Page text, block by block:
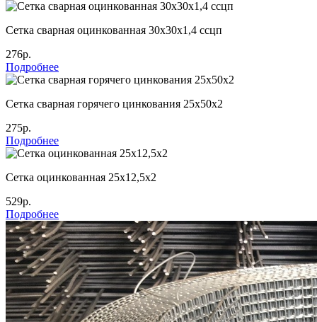
Сетка сварная оцинкованная 30х30х1,4 ссцп
276р.
Подробнее
Сетка сварная горячего цинкования 25х50х2
275р.
Подробнее
Сетка оцинкованная 25х12,5х2
529р.
Подробнее